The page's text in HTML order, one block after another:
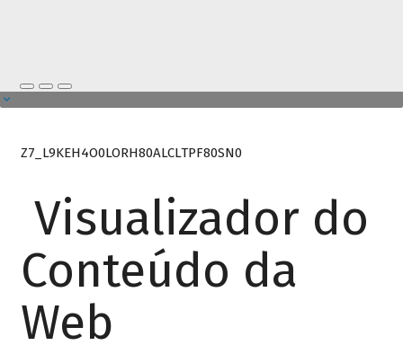
Z7_L9KEH4O0LORH80ALCLTPF80SN0
Visualizador do
Conteúdo da
Web